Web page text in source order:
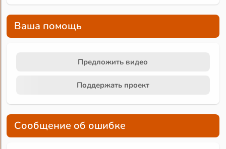
Ваша помощь
Предложить видео
Поддержать проект
Сообщение об ошибке